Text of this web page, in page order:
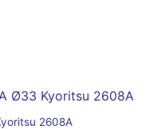
2608A